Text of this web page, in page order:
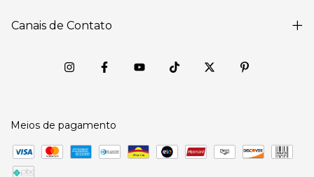
Canais de Contato
Meios de pagamento